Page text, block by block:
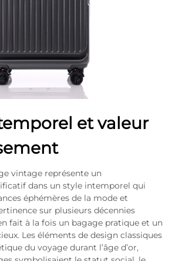
et valeur
vintage représente un
dans un style intemporel qui
éphémères de la mode et
sur plusieurs décennies
fait à la fois un bagage pratique et un
Les éléments de design classiques
du voyage durant l’âge d’or,